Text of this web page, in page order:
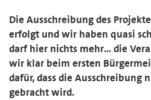
Die Ausschreibung des
erfolgt und wir haben quasi
darf hier nichts mehr… die
wir klar beim ersten
dafür, dass die Ausschreibung
gebracht wird.